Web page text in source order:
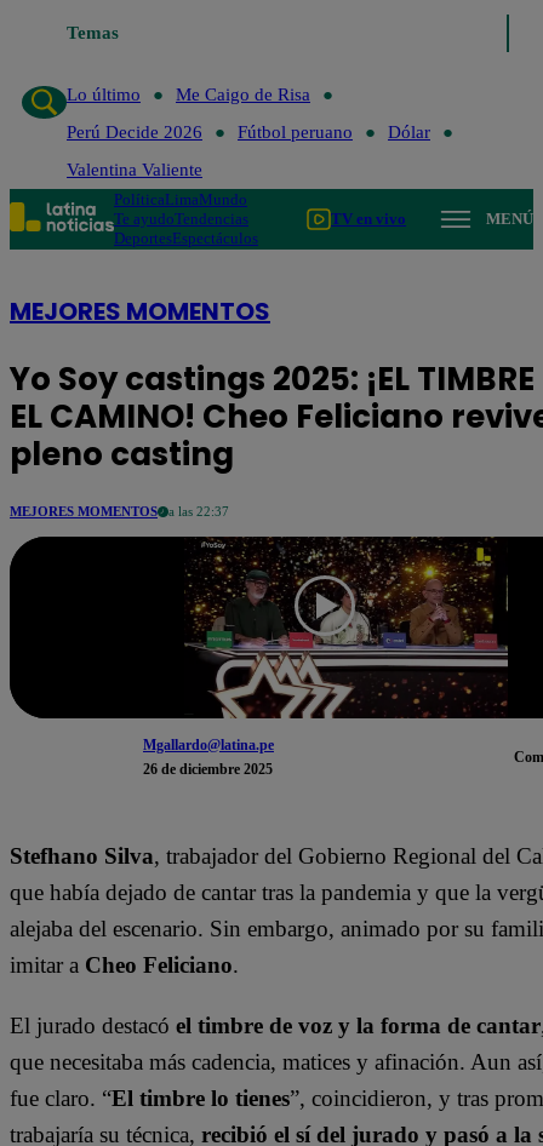
Temas
Lo último
Lo último
Me Caigo de Risa
Perú Decide 2026
Fútbol peruano
Dólar
Valentina Valiente
PolíticaLimaMundo
Te ayudoTendencias
DeportesEspectáculos
TV en vivo MENÚ
MEJORES MOMENTOS
Yo Soy castings 2025: ¡EL
EL CAMINO! Cheo Feliciano
pleno casting
MEJORES MOMENTOS a las 22:37
Mgallardo@latina.pe
26 de diciembre 2025
Stefhano Silva, trabajador del Gobierno Regional del
que había dejado de cantar tras la pandemia y que la
alejaba del escenario. Sin embargo, animado por su
imitar a Cheo Feliciano.
El jurado destacó el timbre de voz y la forma de cantar
que necesitaba más cadencia, matices y afinación. Aun
fue claro. “El timbre lo tienes”, coincidieron, y tras
trabajaría su técnica, recibió el sí del jurado y pasó a la